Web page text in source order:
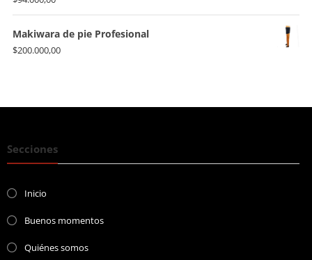
Makiwara de pie Profesional
$200.000,00
Secciones
Inicio
Buenos momentos
Quiénes somos